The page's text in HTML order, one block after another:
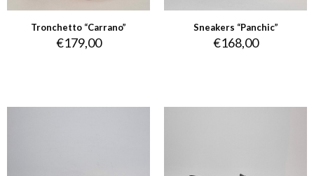
Tronchetto “Carrano”
€179,00
Sneakers “Panchic”
€168,00